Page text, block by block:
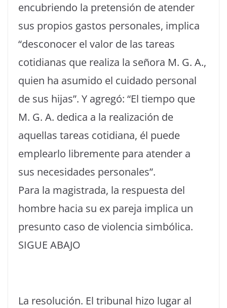
encubriendo la pretensión de atender
sus propios gastos personales, implica
“desconocer el valor de las tareas
cotidianas que realiza la señora M. G. A.,
quien ha asumido el cuidado personal
de sus hijas”. Y agregó: “El tiempo que
M. G. A. dedica a la realización de
aquellas tareas cotidiana, él puede
emplearlo libremente para atender a
sus necesidades personales”.
Para la magistrada, la respuesta del
hombre hacia su ex pareja implica un
presunto caso de violencia simbólica.
SIGUE ABAJO
La resolución. El tribunal hizo lugar al